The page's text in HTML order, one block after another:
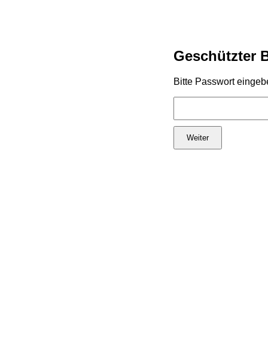
Geschützter
Bitte Passwort
Weiter